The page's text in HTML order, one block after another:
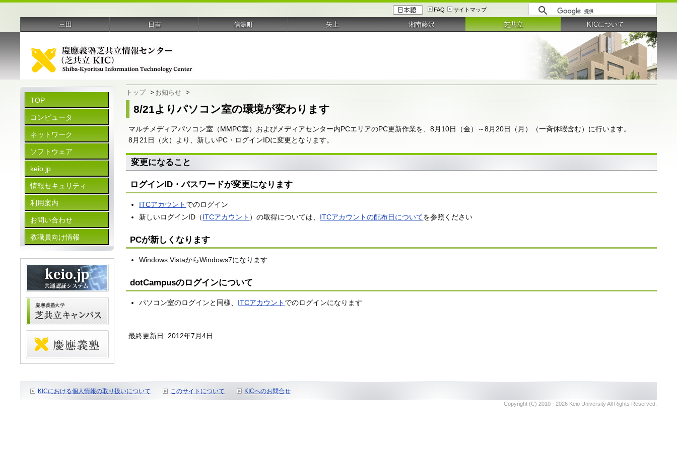
FAQ サイトマップ
TOP
コンピュータ
ネットワーク
ソフトウェア
keio.jp
情報セキュリティ
利用案内
お問い合わせ
教職員向け情報
トップ > お知らせ >
8/21よりパソコン室の環境が変わります
マルチメディアパソコン室（MMPC室）およびメディアセンター内PCエリアのPC更新作業を、8月10日（金）～8月20日（月）（一斉休暇含む）に行います。
8月21日（火）より、新しいPC・ログインIDに変更となります。
変更になること
ログインID・パスワードが変更になります
ITCアカウント でのログイン
新しいログインID（ITCアカウント ）の取得については、 ITCアカウントの配布日についてを参照ください
PCが新しくなります
Windows VistaからWindows7になります
dotCampusのログインについて
パソコン室のログインと同様、 ITCアカウント でのログインになります
最終更新日: 2012年7月4日
KICにおける個人情報の取り扱いについて このサイトについて KICへのお問合せ
三田 日吉 信濃町 矢上 湘南藤沢 芝共立 KICについて
Copyright (C) 2010 - 2026 Keio University All Rights Reserved.